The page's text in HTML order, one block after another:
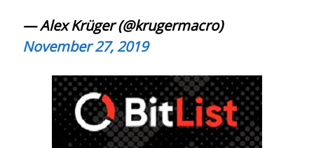
— Alex Krüger (@krugermacro)
November 27, 2019